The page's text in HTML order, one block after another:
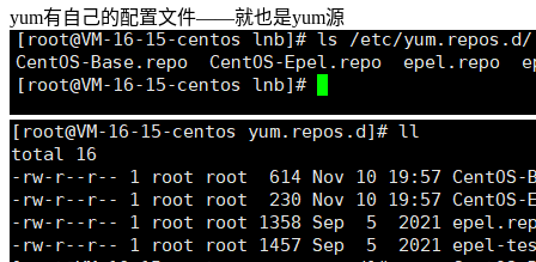
yum有自己的配置文件——就也是yum源